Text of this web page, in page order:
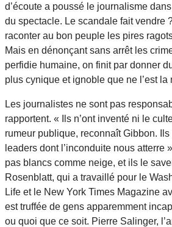
d’écoute a poussé le journalisme
du spectacle. Le scandale fait vendre
raconter au bon peuple les pires
Mais en dénonçant sans arrêt les
perfidie humaine, on finit par donner
plus cynique et ignoble que ne l’est la
Les journalistes ne sont pas
rapportent. « Ils n’ont inventé ni le
rumeur publique, reconnaît Gibbon. Ils
leaders dont l’inconduite nous atterre
pas blancs comme neige, et ils le
Rosenblatt, qui a travaillé pour le
Life et le New York Times Magazine
est truffée de gens apparemment
ou quoi que ce soit. Pierre Salinger,